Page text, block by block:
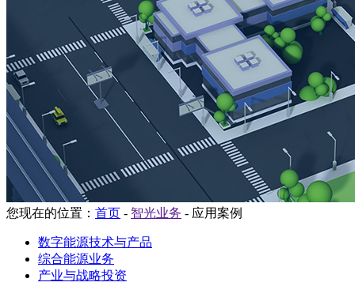
您现在的位置： 首页 - 智光业务 - 应用案例
数字能源技术与产品
综合能源业务
产业与战略投资